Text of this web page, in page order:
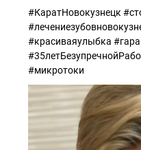
#КаратНовокузнецк
#красиваяулыбка
#микротоки